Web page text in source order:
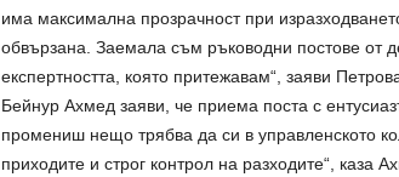
има максимална прозрачност при
обвързана. Заемала съм ръководни постове от
експертността, която притежавам“, заяви
Бейнур Ахмед заяви, че приема поста с
промениш нещо трябва да си в управленското
приходите и строг контрол на разходите“, каза